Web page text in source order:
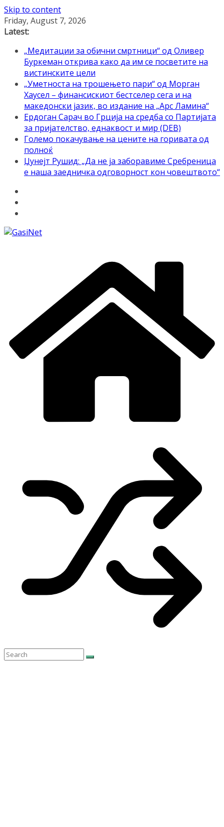
Skip to content
Friday, August 7, 2026
Latest:
„Медитации за обични смртници“ од Оливер
Буркеман открива како да им се посветите на
вистинските цели
„Уметноста на трошењето пари“ од Морган
Хаусел – финансискиот бестселер сега и на
македонски јазик, во издание на „Арс Ламина“
Ердоган Сарач во Грција на средба со Партијата
за пријателство, еднаквост и мир (DEB)
Големо покачување на цените на горивата од
полноќ
Џунејт Рушид: „Да не ја заборавиме Сребреница
е наша заедничка одговорност кон човештвото“